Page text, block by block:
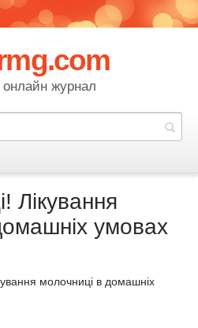
журнал
Лікування
умовах